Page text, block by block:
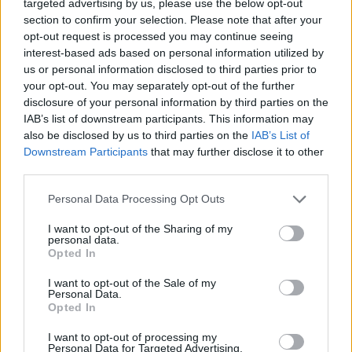
targeted advertising by us, please use the below opt-out
section to confirm your selection. Please note that after your
opt-out request is processed you may continue seeing
interest-based ads based on personal information utilized by
us or personal information disclosed to third parties prior to
your opt-out. You may separately opt-out of the further
disclosure of your personal information by third parties on the
IAB’s list of downstream participants. This information may
also be disclosed by us to third parties on the IAB’s List of
Downstream Participants that may further disclose it to other
Personal Data Processing Opt Outs
I want to opt-out of the Sharing of my
personal data.
Opted In
I want to opt-out of the Sale of my
Personal Data.
Opted In
I want to opt-out of processing my
Personal Data for Targeted Advertising.
— NBA (@NBA)March 23, 2025
TAKE A BOW, JOSH GIDDEY
15 points
10 rebounds
The first player in NBA HISTORY with this stat line.
pic.twitter.com/aNwzl7290f
— Chicago Bulls (@chicagobulls)
March 23, 2025